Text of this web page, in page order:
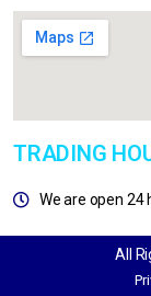
TRADING
We are open 24
All